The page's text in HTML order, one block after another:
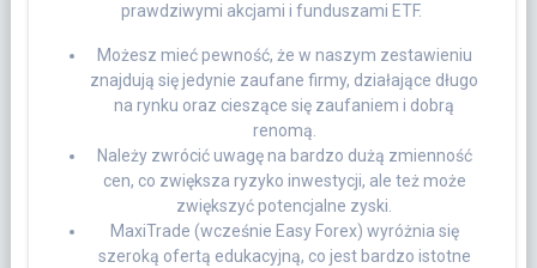
prawdziwymi akcjami i funduszami ETF.
Możesz mieć pewność, że w naszym zestawieniu
znajdują się jedynie zaufane firmy, działające długo
na rynku oraz cieszące się zaufaniem i dobrą
renomą.
Należy zwrócić uwagę na bardzo dużą zmienność
cen, co zwiększa ryzyko inwestycji, ale też może
zwiększyć potencjalne zyski.
MaxiTrade (wcześnie Easy Forex) wyróżnia się
szeroką ofertą edukacyjną, co jest bardzo istotne